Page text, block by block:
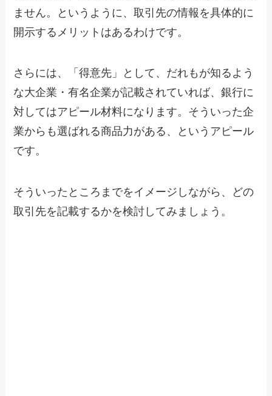
ません。というように、取引先の情報を具体的に
開示するメリットはあるわけです。
さらには、「得意先」として、だれもが知るよう
な大企業・有名企業が記載されていれば、銀行に
対してはアピール材料になります。そういった企
業からも選ばれる商品力がある、というアピール
です。
そういったところまでをイメージしながら、どの
取引先を記載するかを検討してみましょう。